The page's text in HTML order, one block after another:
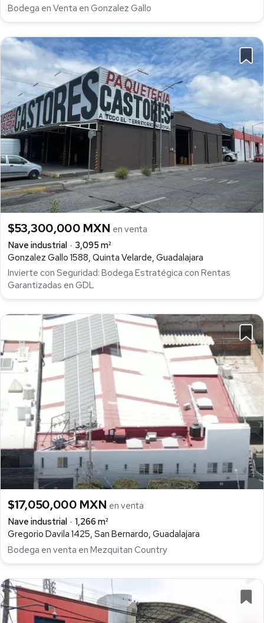
Bodega en Venta en Gonzalez Gallo
$53,300,000 MXN en venta
Nave industrial
3,095 m²
Gonzalez Gallo 1588, Quinta Velarde, Guadalajara
Invierte con Seguridad: Bodega Estratégica con Rentas
Garantizadas en GDL
$17,050,000 MXN en venta
Nave industrial
1,266 m²
Gregorio Davila 1425, San Bernardo, Guadalajara
Bodega en venta en Mezquitan Country